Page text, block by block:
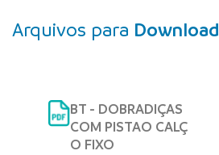
Arquivos para Download
BT - DOBRADIÇAS
COM PISTAO CALÇ
O FIXO